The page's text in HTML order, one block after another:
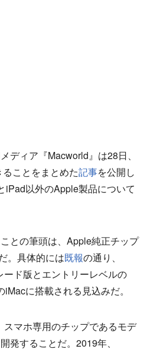
ディア『Macworld』は28日、
ことをまとめた記事を公開し
iPad以外のApple製品について
との筆頭は、Apple純正チップ
。具体的には既報の通り、
ド版とエントリーレベルの
に搭載される見込みだ。
マホ専用のチップであるモデ
発することだ。2019年、